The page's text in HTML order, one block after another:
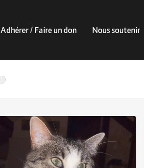
Adhérer / Faire un don Nous soutenir